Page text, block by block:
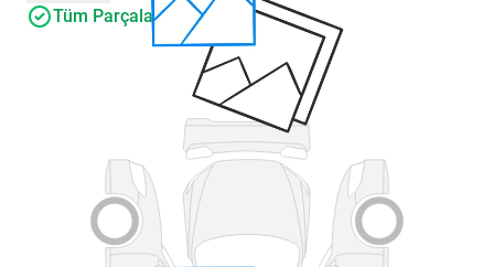
Tüm Parçalar Orijinal